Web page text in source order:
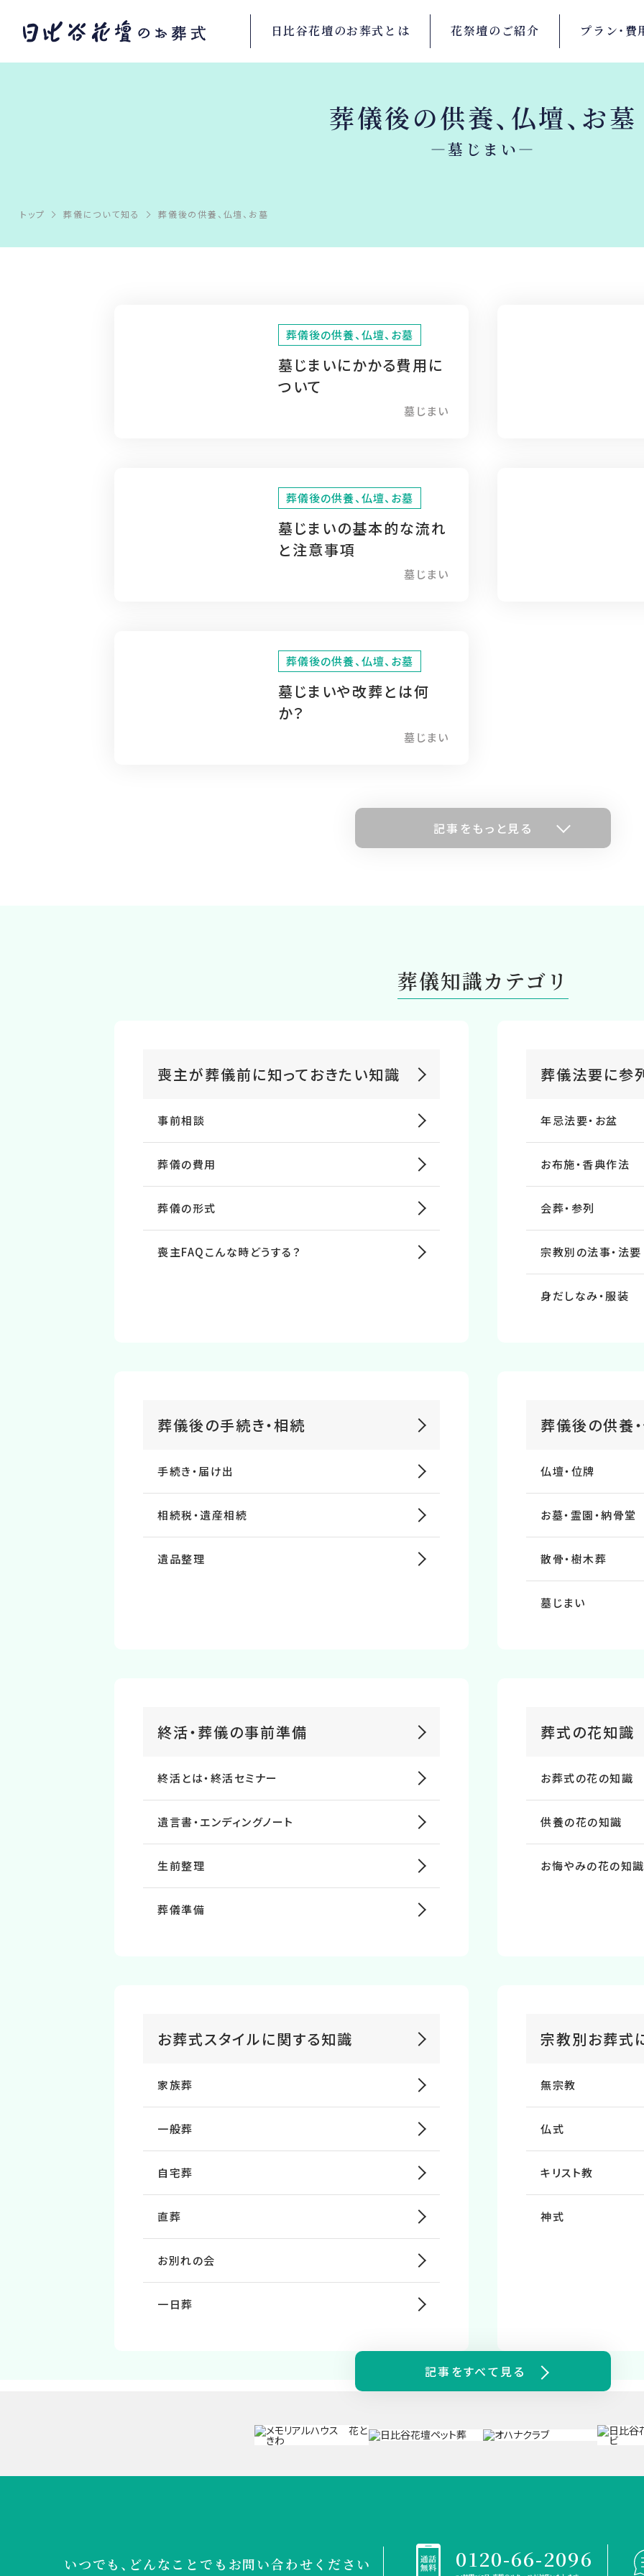
日比谷花壇のお葬式とは 花祭壇の ご紹介 プラン・ 費
葬儀後の供養、仏壇、お墓
—墓じまい—
トップ 葬儀について知る 葬儀後の供養、仏壇、お墓
葬儀後の供養、仏壇、お墓
墓じまいにかかる費用に
ついて
墓じまい
葬儀後の供養、仏壇、お墓
墓じまいの基本的な流れ
と注意事項
墓じまい
葬儀後の供養、仏壇、お墓
墓じまいや改葬とは何
か？
墓じまい
記事をもっと見る
葬儀知識カテゴリ
喪主が葬儀前に知っておきたい知識
事前相談
葬儀の費⽤
葬儀の形式
喪主FAQこんな時どうする？
葬儀法要に参
年忌法要・お盆
お布施・⾹典作法
会葬・参列
宗教別の法事・法要
⾝だしなみ・服装
葬儀後の⼿続き・相続
手続き・届け出
相続税・遺産相続
遺品整理
葬儀後の供養
仏壇・位牌
お墓・霊園・納⾻堂
散⾻・樹⽊葬
墓じまい
終活・葬儀の事前準備
終活とは・終活セミナー
遺⾔書・エンディングノート
⽣前整理
葬儀準備
葬式の花知識
お葬式の花の知識
供養の花の知識
お悔やみの花の知識
お葬式スタイルに関する知識
家族葬
一般葬
自宅葬
直葬
お別れの会
一日葬
宗教別お葬式
無宗教
仏式
キリスト教
神式
記事をすべて見る
いつでも、どんなことでも お問い合わせください 0120-66-2096